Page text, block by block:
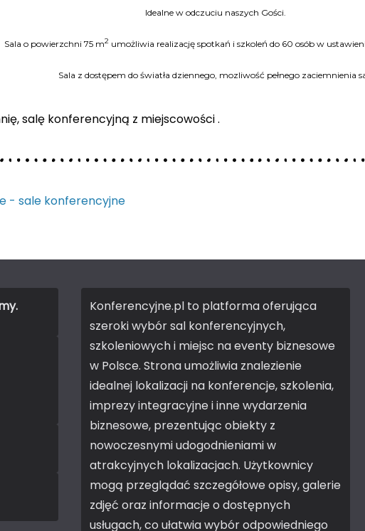
Idealne w odczuciu naszych Gości.
Sala o powierzchni 75 m2umożliwia realizację spotkań i szkoleń do 60 osób w
Sala z dostępem do światła dziennego, mozliwość pełnego zaciemnienia
salę konferencyjną z miejscowości .
- sale konferencyjne
Konferencyjne.pl to platforma oferująca
szeroki wybór sal konferencyjnych,
szkoleniowych i miejsc na eventy biznesowe
w Polsce. Strona umożliwia znalezienie
idealnej lokalizacji na konferencje, szkolenia,
imprezy integracyjne i inne wydarzenia
biznesowe, prezentując obiekty z
nowoczesnymi udogodnieniami w
atrakcyjnych lokalizacjach. Użytkownicy
mogą przeglądać szczegółowe opisy, galerie
zdjęć oraz informacje o dostępnych
usługach, co ułatwia wybór odpowiedniego